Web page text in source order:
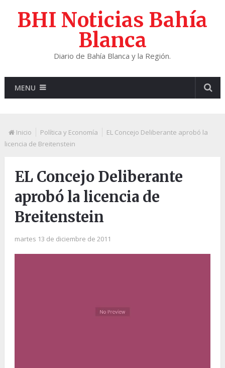
BHI Noticias Bahía
Blanca
Diario de Bahía Blanca y la Región.
MENU
Inicio Política y Economía
EL Concejo Deliberante aprobó la
licencia de Breitenstein
EL Concejo Deliberante
aprobó la licencia de
Breitenstein
martes 13 de diciembre de 2011